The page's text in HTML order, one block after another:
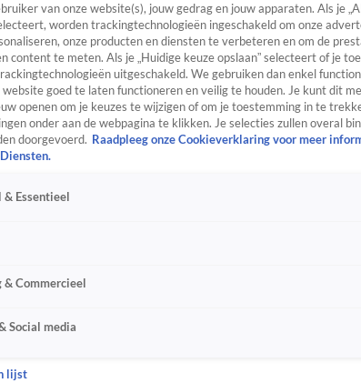
van onze website(s), jouw gedrag en jouw apparaten. Als je
worden trackingtechnologieën ingeschakeld om onze
onze producten en diensten te verbeteren en om de
content te meten. Als je „Huidige keuze opslaan” selecteert of je
uitgeschakeld. We gebruiken dan enkel
website goed te laten functioneren en veilig te houden. Je kunt dit
openen om je keuzes te wijzigen of om je toestemming in te
onder aan de webpagina te klikken. Je selecties zullen overal
doorgevoerd. Raadpleeg onze Cookieverklaring voor meer
& Essentieel
Commercieel
Social media
lijst